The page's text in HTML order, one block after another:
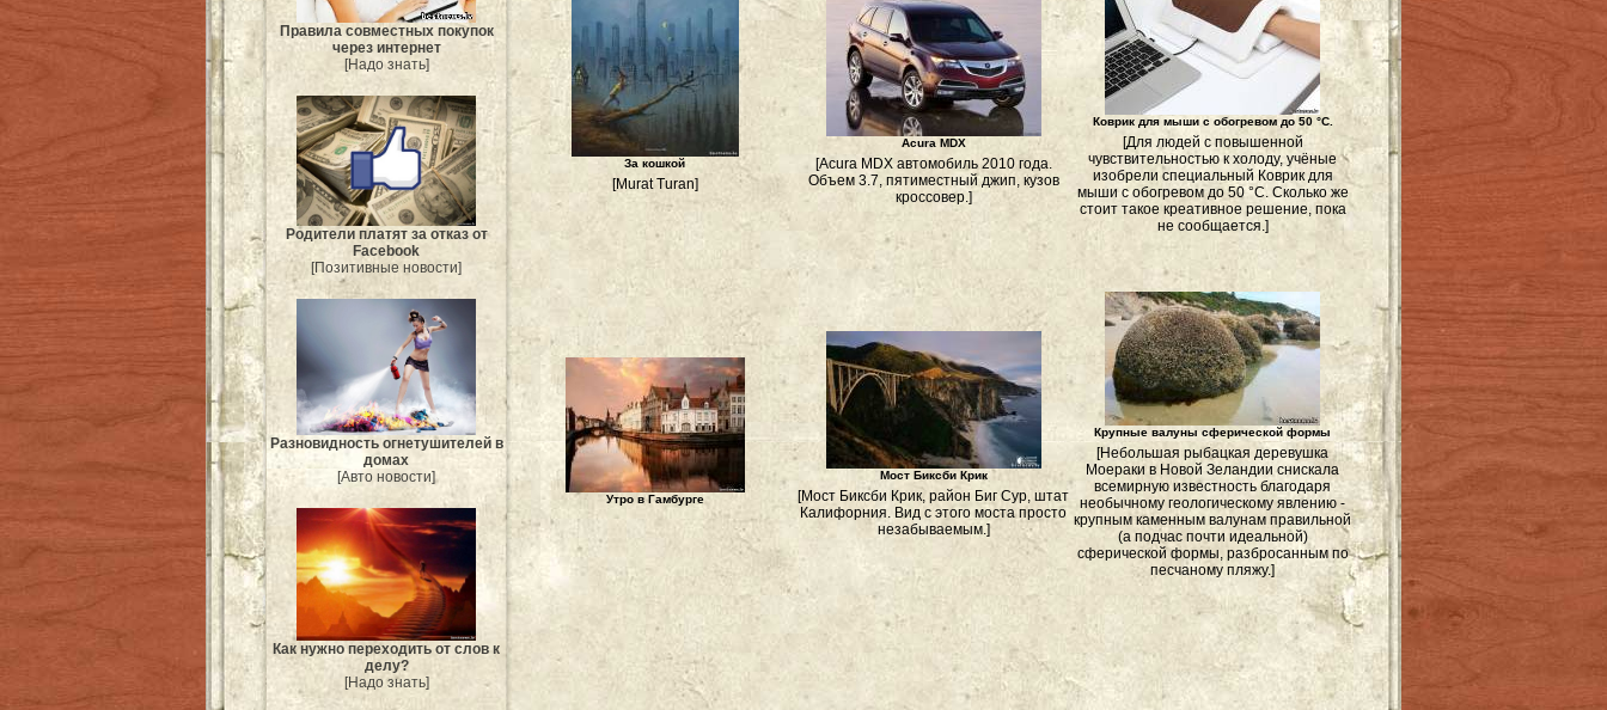
Правила совместных покупок
через интернет
[Надо знать]
Родители платят за отказ от
Facebook
[Позитивные новости]
Разновидность огнетушителей в
домах
[Авто новости]
Как нужно переходить от слов к
делу?
[Надо знать]
За кошкой
[Murat Turan]
Acura MDX
[Acura MDX автомобиль 2010 года.
Объем 3.7, пятиместный джип, кузов
кроссовер.]
Коврик для мыши с обогревом до 50 °С.
[Для людей с повышенной
чувствительностью к холоду, учёные
изобрели специальный Коврик для
мыши с обогревом до 50 °С. Сколько же
стоит такое креативное решение, пока
не сообщается.]
Утро в Гамбурге
Мост Биксби Крик
[Мост Биксби Крик, район Биг Сур, штат
Калифорния. Вид с этого моста просто
незабываемым.]
Крупные валуны сферической формы
[Небольшая рыбацкая деревушка
Моераки в Новой Зеландии снискала
всемирную известность благодаря
необычному геологическому явлению -
крупным каменным валунам правильной
(а подчас почти идеальной)
сферической формы, разбросанным по
песчаному пляжу.]